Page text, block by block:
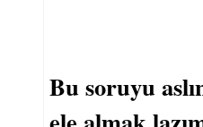
Bu soruyu